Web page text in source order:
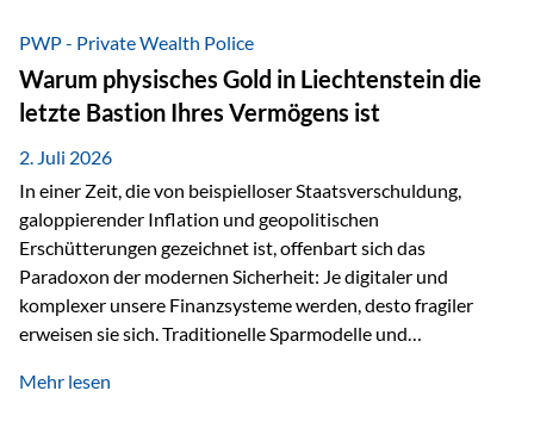
folgende Situation vor: Ein Vater schenkt seiner Tochter
einen Teil seines Vermögens. Einige Jahre später möchte die
Tochter das Geld kurzfristig verwenden, um…
PWP - Private Wealth Police
Warum physisches Gold in Liechtenstein die
letzte Bastion Ihres Vermögens ist
2. Juli 2026
In einer Zeit, die von beispielloser Staatsverschuldung,
galoppierender Inflation und geopolitischen
Erschütterungen gezeichnet ist, offenbart sich das
Paradoxon der modernen Sicherheit: Je digitaler und
komplexer unsere Finanzsysteme werden, desto fragiler
erweisen sie sich. Traditionelle Sparmodelle und
unumstößlich galten, versagen angesichts der expansiven
Mehr lesen